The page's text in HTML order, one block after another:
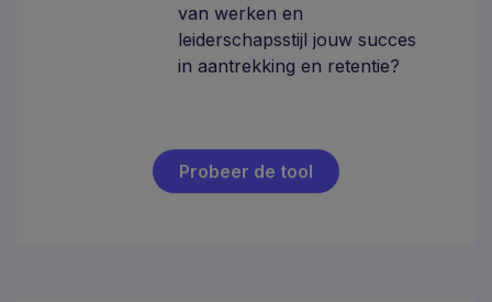
van werken en
leiderschapsstijl jouw succes
in aantrekking en retentie?
Probeer de tool